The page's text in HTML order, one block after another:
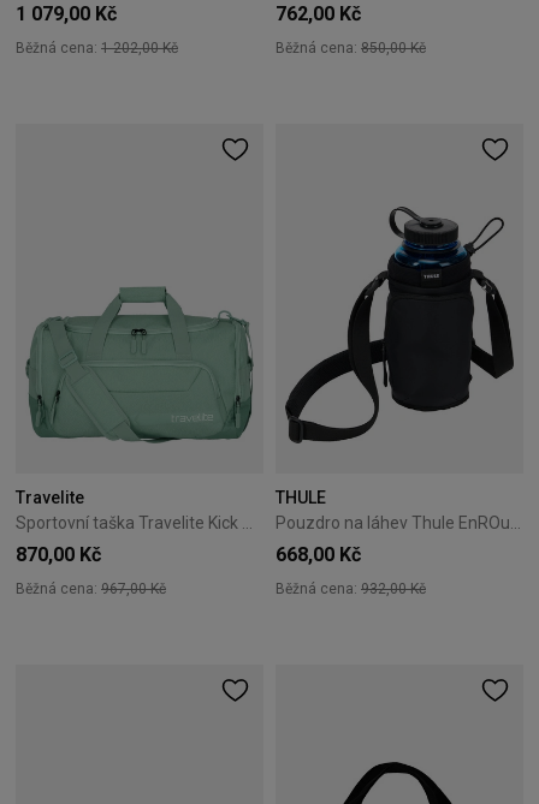
1 079,00 Kč
Běžná cena: 1 202,00 Kč
762,00 Kč
Běžná cena: 850,00 Kč
Travelite
870,00 Kč
Běžná cena: 967,00 Kč
THULE
668,00 Kč
Běžná cena: 932,00 Kč